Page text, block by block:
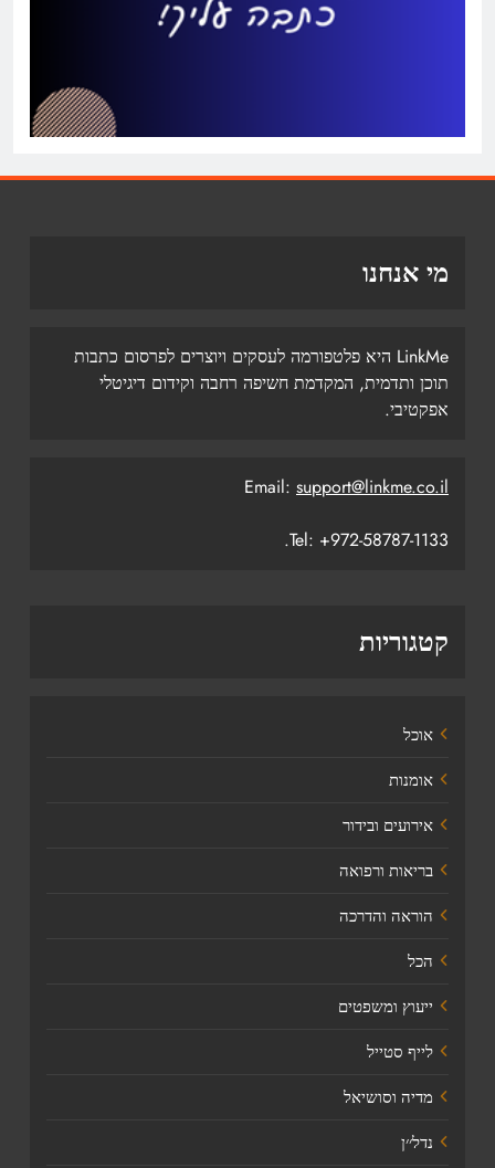
מי אנחנו
LinkMe היא פלטפורמה לעסקים ויוצרים לפרסום כתבות
תוכן ותדמית, המקדמת חשיפה רחבה וקידום דיגיטלי
אפקטיבי.
Email: support@linkme.co.il
Tel: +972-58787-1133.
קטגוריות
אוכל
אומנות
אירועים ובידור
בריאות ורפואה
הוראה והדרכה
הכל
ייעוץ ומשפטים
לייף סטייל
מדיה וסושיאל
נדל׳׳ן